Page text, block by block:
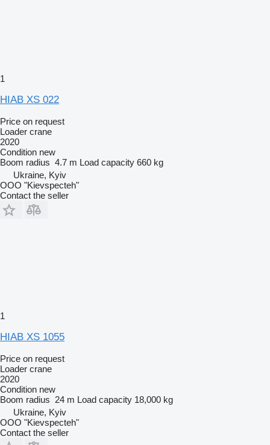
1
HIAB XS 022
Price on request
Loader crane
2020
Condition new
Boom radius 4.7 m Load capacity 660 kg
Ukraine, Kyiv
OOO "Kievspecteh"
Contact the seller
1
HIAB XS 1055
Price on request
Loader crane
2020
Condition new
Boom radius 24 m Load capacity 18,000 kg
Ukraine, Kyiv
OOO "Kievspecteh"
Contact the seller